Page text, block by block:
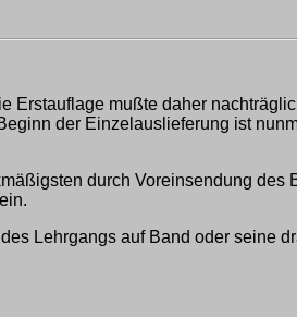
mußte daher
der Einzelauslieferung ist
durch Voreinsendung des
Lehrgangs auf Band oder seine